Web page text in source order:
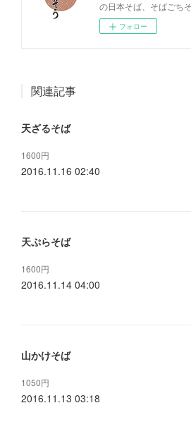
の日本そば、そばごち
フォロー
関連記事
天ざるそば
1600円
2016.11.16 02:40
天ぷらそば
1600円
2016.11.14 04:00
山かけそば
1050円
2016.11.13 03:18